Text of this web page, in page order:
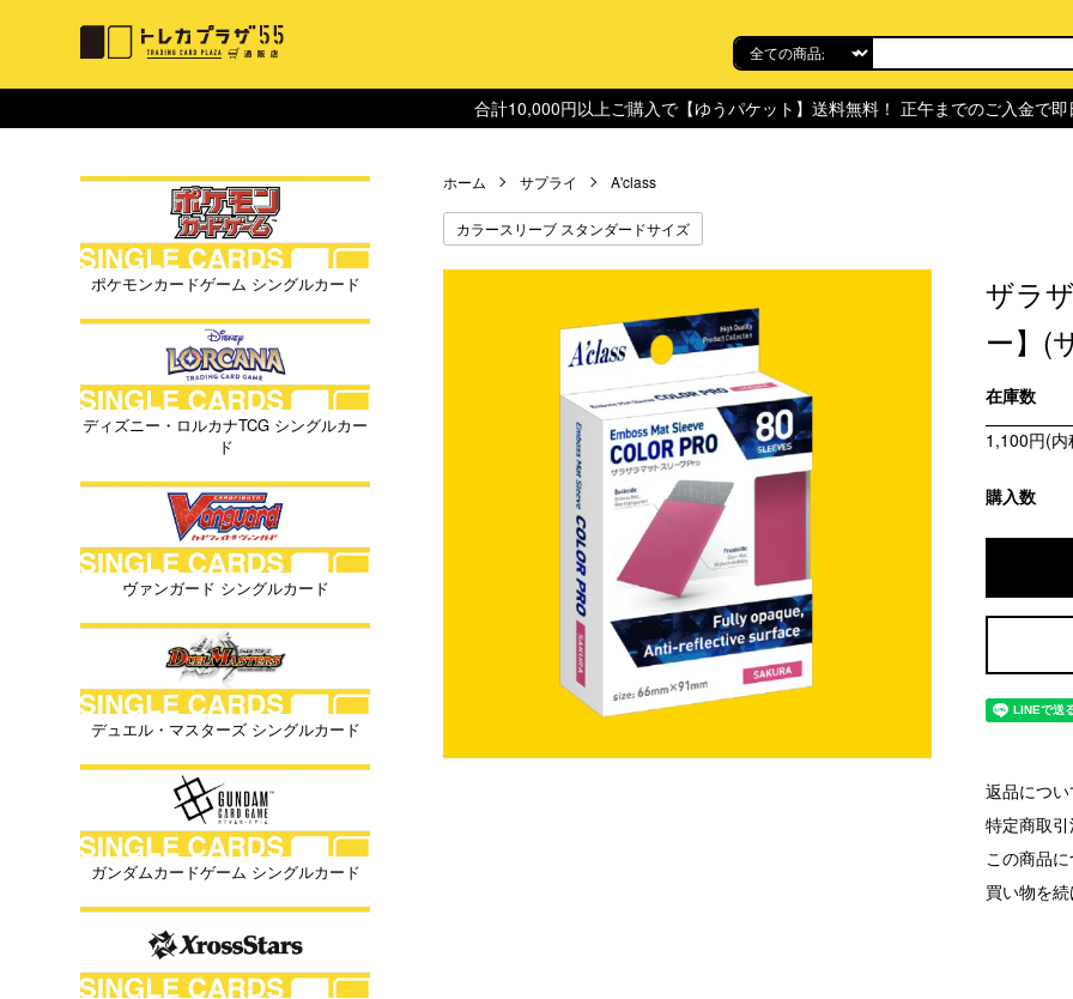
合計10,000円以上ご購入で【ゆうパケット】送料無料！ 正午までのご入金で即
ホーム サプライ A'class
カラースリーブ スタンダードサイズ
ザラ
ー】(
在庫数
1,100円(内
購入数
返品につい
特定商取
この商品
買い物を
ポケモンカードゲーム シングルカード
ディズニー・ロルカナTCG シングルカー
ド
ヴァンガード シングルカード
デュエル・マスターズ シングルカード
ガンダムカードゲーム シングルカード